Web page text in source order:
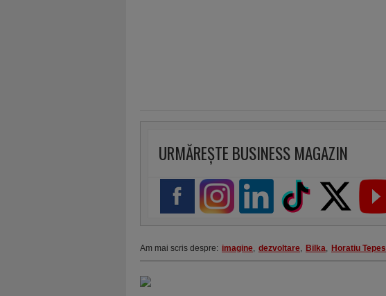
URMĂREȘTE BUSINESS MAGAZIN
Am mai scris despre: imagine, dezvoltare, Bilka, Horatiu Tepes